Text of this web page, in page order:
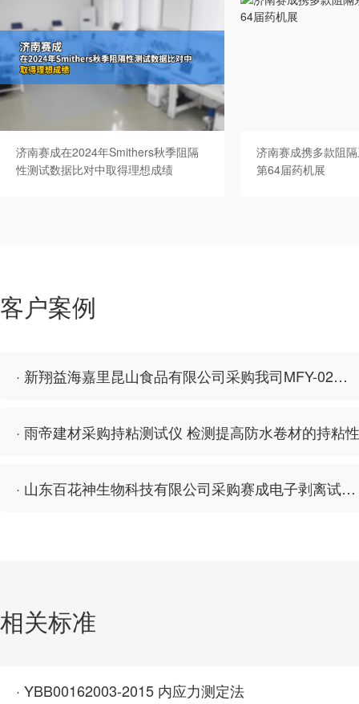
济南赛成在2024年Smithers秋季阻隔
性测试数据比对中取得理想成绩
济南赛成携多款阻
第64届药机展
客户案例
· 新翔益海嘉里昆山食品有限公司采购我司MFY-02密封试验仪
· 雨帝建材采购持粘测试仪 检测提高防水卷材的持粘性
· 山东百花神生物科技有限公司采购赛成电子剥离试验机和持粘性
相关标准
· YBB00162003-2015 内应力测定法